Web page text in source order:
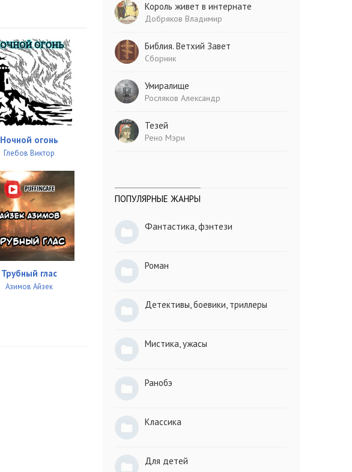
Ночной огонь
Глебов Виктор
Трубный глас
Азимов Айзек
Король живет в интернате
Добряков Владимир
Библия. Ветхий Завет
Сборник
Умиралище
Росляков Александр
Тезей
Рено Мэри
ПОПУЛЯРНЫЕ ЖАНРЫ
Фантастика, фэнтези
Роман
Детективы, боевики, триллеры
Мистика, ужасы
Ранобэ
Классика
Для детей